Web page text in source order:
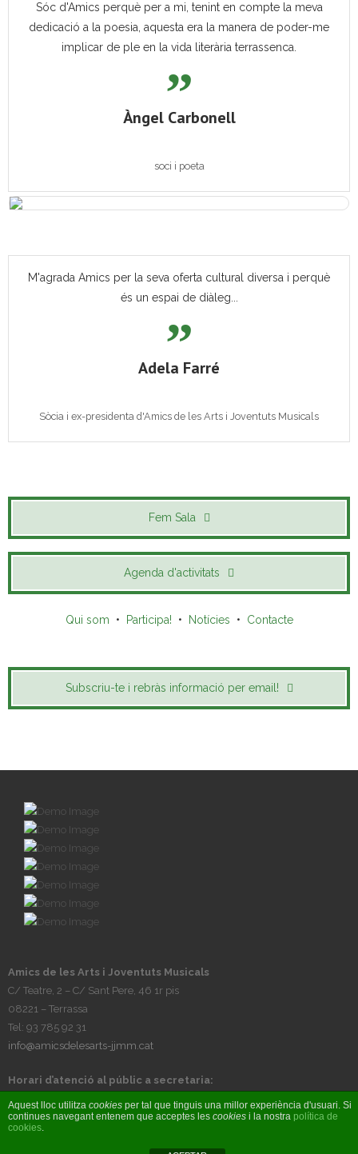
Sóc d'Amics perquè per a mi, tenint en compte la meva
dedicació a la poesia, aquesta era la manera de poder-me
implicar de ple en la vida literària terrassenca.
Àngel Carbonell
soci i poeta
M'agrada Amics per la seva oferta cultural diversa i perquè
és un espai de diàleg...
Adela Farré
Sòcia i ex-presidenta d'Amics de les Arts i Joventuts Musicals
Fem Sala
Agenda d'activitats
Qui som • Participa! • Notícies • Contacte
Subscriu-te i rebràs informació per email!
Amics de les Arts i Joventuts Musicals
C/ Teatre, 2 – C/ Sant Pere, 46 1r pis
08221 – Terrassa
Tel: 93 785 92 31
info@amicsdelesarts-jjmm.cat
Horari d’atenció al públic a secretaria:
Tardes, de dilluns a divendres, de 17h a 20h
© Amics de les Arts i Joventuts Musicals 2017 - Fet per
Aquest lloc utilitza cookies per tal que tinguis una millor experiència d'usuari. Si
continues navegant entenem que acceptes les cookies i la nostra política de
cookies.